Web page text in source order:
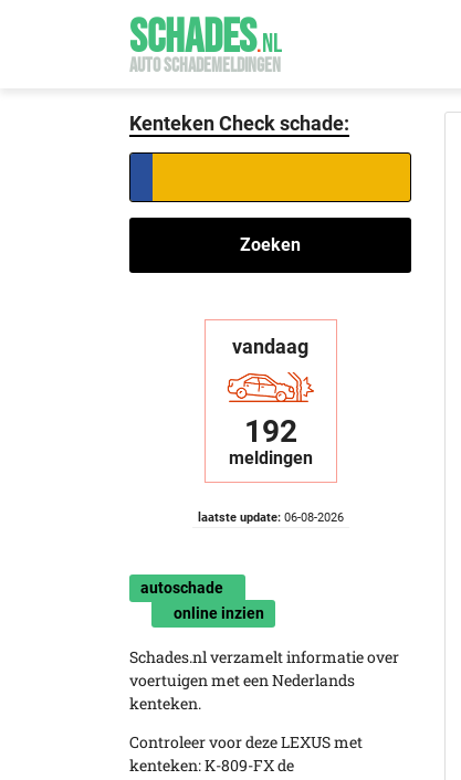
SCHADES.NL
AUTO SCHADEMELDINGEN
Kenteken Check schade:
Zoeken
vandaag
192
meldingen
laatste update:06-08-2026
autoschade
online inzien
Schades.nl verzamelt informatie over
voertuigen met een Nederlands
kenteken.
Controleer voor deze LEXUS met
kenteken: K-809-FX de